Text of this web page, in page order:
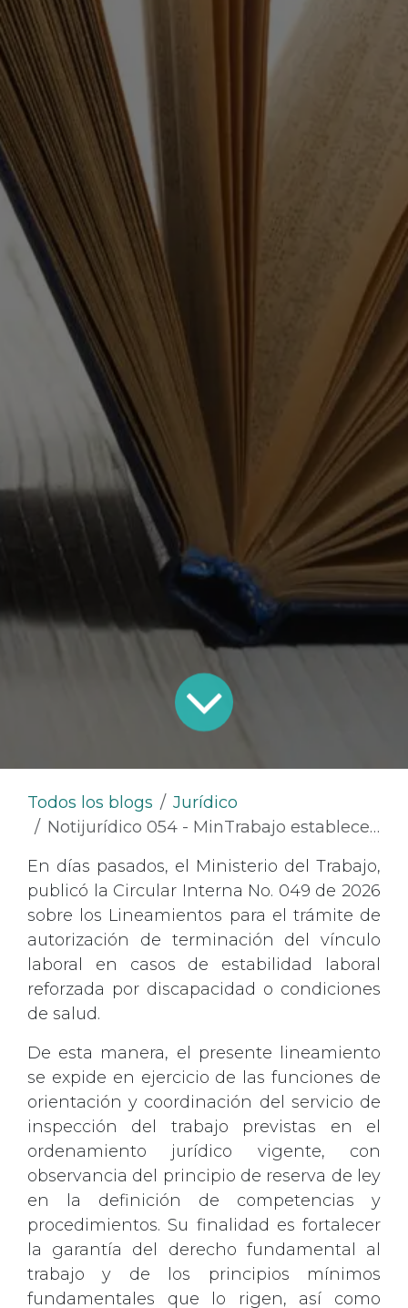
Todos los blogs
Jurídico
Notijurídico 054 - MinTrabajo establece lineamientos para la autorización de terminación del vínculo laboral en casos de discapacidad o condiciones de salud
En días pasados, el Ministerio del Trabajo,
publicó la Circular Interna No. 049 de 2026
sobre los Lineamientos para el trámite de
autorización de terminación del vínculo
laboral en casos de estabilidad laboral
reforzada por discapacidad o condiciones
de salud.
De esta manera, el presente lineamiento
se expide en ejercicio de las funciones de
orientación y coordinación del servicio de
inspección del trabajo previstas en el
ordenamiento jurídico vigente, con
observancia del principio de reserva de ley
en la definición de competencias y
procedimientos. Su finalidad es fortalecer
la garantía del derecho fundamental al
trabajo y de los principios mínimos
fundamentales que lo rigen, así como